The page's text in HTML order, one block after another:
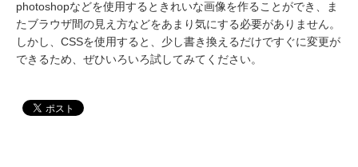
photoshopなどを使用するときれいな画像を作ることができ、ま
たブラウザ間の見え方などをあまり気にする必要がありません。
しかし、CSSを使用すると、少し書き換えるだけですぐに変更が
できるため、ぜひいろいろ試してみてください。